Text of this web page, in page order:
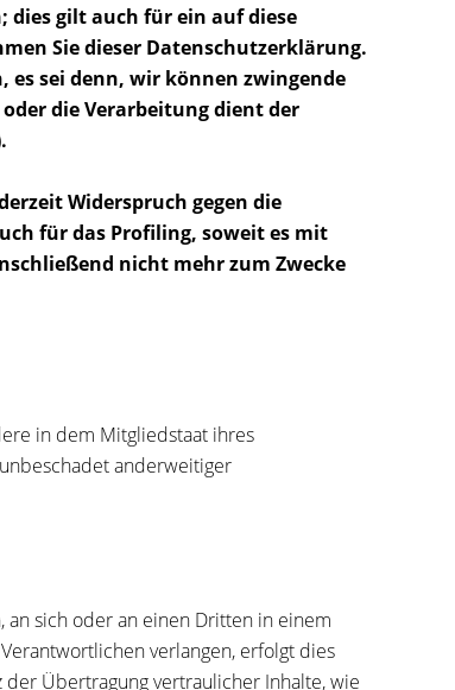
dies gilt auch für ein auf diese
Sie dieser Datenschutzerklärung.
es sei denn, wir können zwingende
die Verarbeitung dient der
Widerspruch gegen die
für das Profiling, soweit es mit
nicht mehr zum Zwecke
in dem Mitgliedstaat ihres
anderweitiger
an sich oder an einen Dritten in einem
verlangen, erfolgt dies
der Übertragung vertraulicher Inhalte, wie